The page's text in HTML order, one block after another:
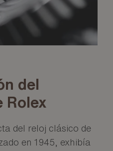
del
Rolex
del reloj clásico de
en 1945, exhibía